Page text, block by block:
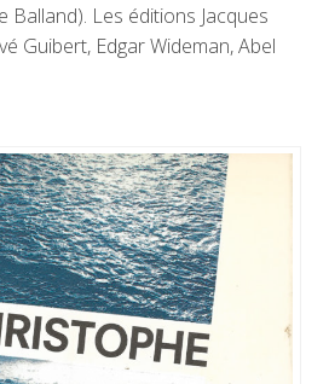
Balland). Les éditions Jacques
Guibert, Edgar Wideman, Abel